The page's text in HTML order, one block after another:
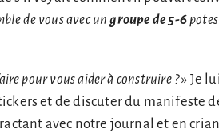
de vous avec ungroupe de 5-6
pour vous aider à construire ?» Je
et de discuter du manifeste
avec notre journal et en